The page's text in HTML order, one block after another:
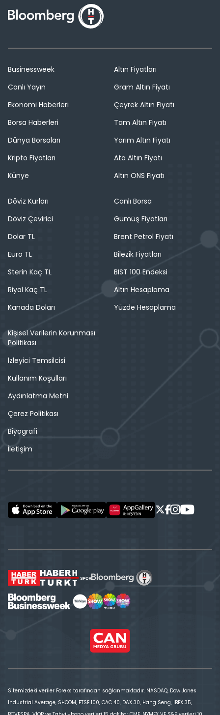
Businessweek
Canlı Yayın
Ekonomi Haberleri
Borsa Haberleri
Dünya Borsaları
Kripto Fiyatları
Künye
Altın Fiyatları
Gram Altın Fiyatı
Çeyrek Altın Fiyatı
Tam Altın Fiyatı
Yarım Altın Fiyatı
Ata Altın Fiyatı
Altın ONS Fiyatı
Döviz Kurları
Döviz Çevirici
Dolar TL
Euro TL
Sterin Kaç TL
Riyal Kaç TL
Kanada Doları
Canlı Borsa
Gümüş Fiyatları
Brent Petrol Fiyatı
Bilezik Fiyatları
BIST 100 Endeksi
Altın Hesaplama
Yüzde Hesaplama
Kişisel Verilerin Korunması
Politikası
İzleyici Temsilcisi
Kullanım Koşulları
Aydınlatma Metni
Çerez Politikası
Biyografi
İletişim
Sitemizdeki veriler Foreks tarafından sağlanmaktadır. NASDAQ, Dow Jones
Industrial Average, SHCOM, FTSE 100, CAC 40, DAX 30, Hang Seng, IBEX 35,